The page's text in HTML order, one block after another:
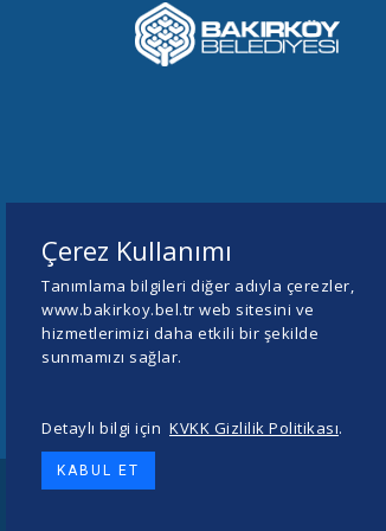
Çerez Kullanımı
Tanımlama bilgileri diğer adıyla çerezler,
www.bakirkoy.bel.tr web sitesini ve
hizmetlerimizi daha etkili bir şekilde
sunmamızı sağlar.
Detaylı bilgi için KVKK Gizlilik Politikası.
KABUL ET